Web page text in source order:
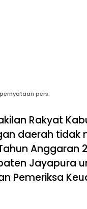
pers.
Rakyat
daerah tidak
Anggaran
Jayapura
Pemeriksa